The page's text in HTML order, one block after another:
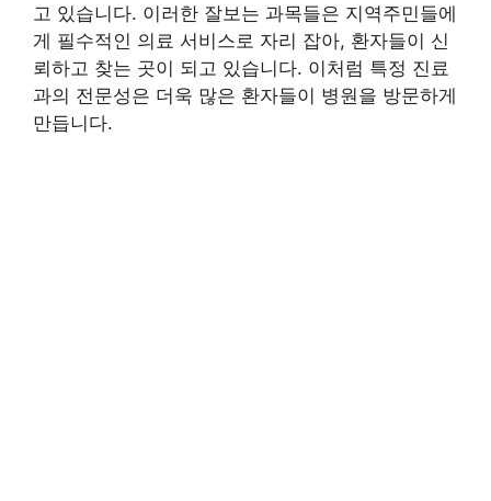
고 있습니다. 이러한 잘보는 과목들은 지역주민들에
게 필수적인 의료 서비스로 자리 잡아, 환자들이 신
뢰하고 찾는 곳이 되고 있습니다. 이처럼 특정 진료
과의 전문성은 더욱 많은 환자들이 병원을 방문하게
만듭니다.